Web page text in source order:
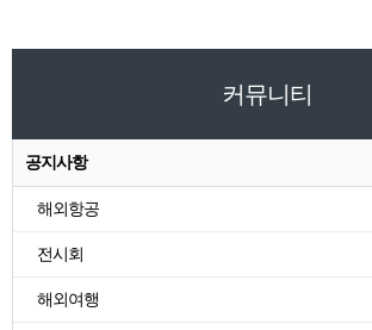
커뮤니티
공지사항
해외항공
전시회
해외여행